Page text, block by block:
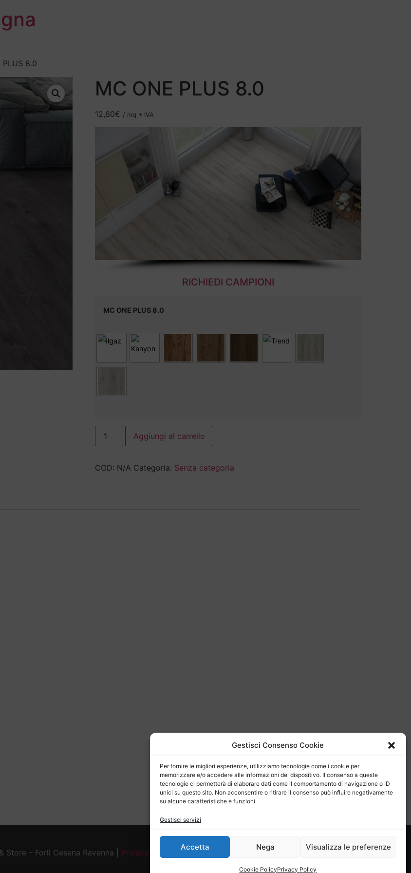
Gestisci Consenso Cookie
Per fornire le migliori esperienze, utilizziamo tecnologie come i cookie per
memorizzare e/o accedere alle informazioni del dispositivo. Il consenso a queste
tecnologie ci permetterà di elaborare dati come il comportamento di navigazione o ID
unici su questo sito. Non acconsentire o ritirare il consenso può influire negativamente
su alcune caratteristiche e funzioni.
Gestisci servizi
Accetta Nega Visualizza le preferenze
Cookie PolicyPrivacy Policy
PLUS 8.0
MC ONE PLUS 8.0
12,60€ / mq + IVA
RICHIEDI CAMPIONI
MC ONE PLUS 8.0
Aggiungi al carrello
COD: N/A Categoria: Senza categoria
– Forlì Cesena Ravenna | Privacy Policy | Coockie Policy Termini e condizioni|